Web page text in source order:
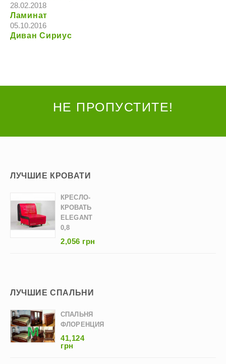
28.02.2018
Ламинат
05.10.2016
Диван Сириус
НЕ ПРОПУСТИТЕ!
ЛУЧШИЕ КРОВАТИ
КРЕСЛО-
КРОВАТЬ
ELEGANT
0,8
2,056 грн
ЛУЧШИЕ СПАЛЬНИ
СПАЛЬНЯ
ФЛОРЕНЦИЯ
41,124
грн